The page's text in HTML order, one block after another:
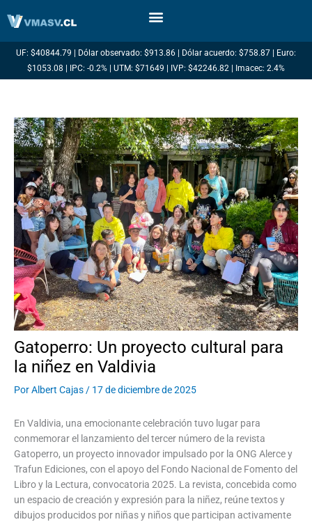
UF: $40844.79 | Dólar observado: $913.86 | Dólar acuerdo: $758.87 | Euro:
$1053.08 | IPC: -0.2% | UTM: $71649 | IVP: $42246.82 | Imacec: 2.4%
Gatoperro: Un proyecto cultural para
la niñez en Valdivia
PorAlbert Cajas / 17 de diciembre de 2025
En Valdivia, una emocionante celebración tuvo lugar para
conmemorar el lanzamiento del tercer número de la revista
Gatoperro, un proyecto innovador impulsado por la ONG Alerce y
Trafun Ediciones, con el apoyo del Fondo Nacional de Fomento del
Libro y la Lectura, convocatoria 2025. La revista, concebida como
un espacio de creación y expresión para la niñez, reúne textos y
dibujos producidos por niñas y niños que participan activamente